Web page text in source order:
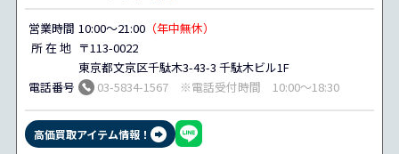
営業時間 10:00～21:00（年中無休）
所 在 地 〒113-0022
東京都文京区千駄木3-43-3 千駄木ビル1F
電話番号
03-5834-1567 ※電話受付時間 10:00～18:30
高価買取アイテム情報！